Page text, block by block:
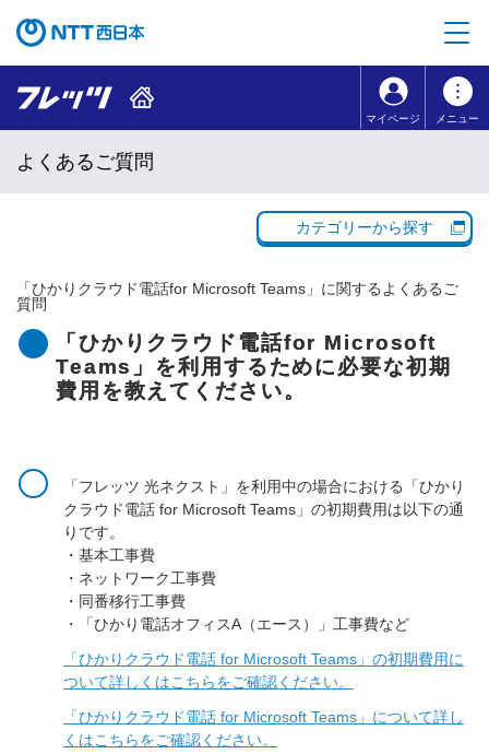
コンテンツのリンクナビゲーションへ移動
マイページ メニュー
よくあるご質問
カテゴリーから探す
「ひかりクラウド電話for Microsoft Teams 」に関するよくあるご
質問
「ひかりクラウド電話for Microsoft
Teams」を利用するために必要な初期
費用を教えてください。
「フレッツ 光ネクスト」を利用中の場合における「ひかり
クラウド電話 for Microsoft Teams」の初期費用は以下の通
りです。
・基本工事費
・ネットワーク工事費
・同番移行工事費
・「ひかり電話オフィスA（エース）」工事費など
「ひかりクラウド電話 for Microsoft Teams」の初期費用に
ついて詳しくはこちらをご確認ください。
「ひかりクラウド電話 for Microsoft Teams」について詳し
くはこちらをご確認ください。